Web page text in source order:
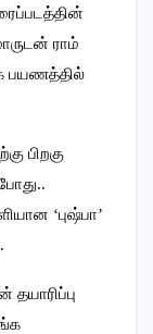
ராம்
பயணத்தில்
பிறகு
‘புஷ்பா’